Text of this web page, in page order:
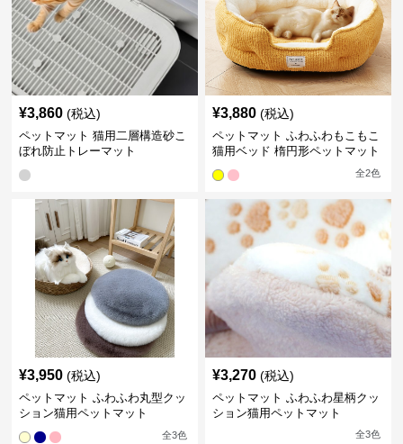
¥3,860 (税込)
ペットマット 猫用二層構造砂こ
ぼれ防止トレーマット
¥3,880 (税込)
ペットマット ふわふわもこもこ
猫用ベッド 楕円形ペットマット
全2色
¥3,950 (税込)
ペットマット ふわふわ丸型クッ
ション猫用ペットマット
全3色
¥3,270 (税込)
ペットマット ふわふわ星柄クッ
ション猫用ペットマット
全3色